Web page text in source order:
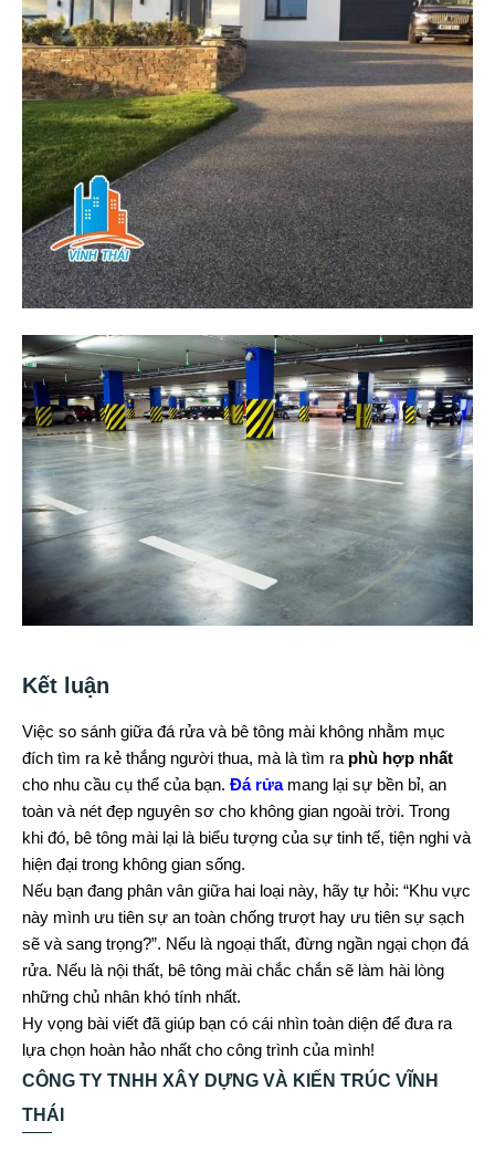
Kết luận
Việc so sánh giữa đá rửa và bê tông mài không nhằm mục
đích tìm ra kẻ thắng người thua, mà là tìm ra phù hợp nhất
cho nhu cầu cụ thể của bạn. Đá rửamang lại sự bền bỉ, an
toàn và nét đẹp nguyên sơ cho không gian ngoài trời. Trong
khi đó, bê tông mài lại là biểu tượng của sự tinh tế, tiện nghi và
hiện đại trong không gian sống.
Nếu bạn đang phân vân giữa hai loại này, hãy tự hỏi: “Khu vực
này mình ưu tiên sự an toàn chống trượt hay ưu tiên sự sạch
sẽ và sang trọng?”. Nếu là ngoại thất, đừng ngần ngại chọn đá
rửa. Nếu là nội thất, bê tông mài chắc chắn sẽ làm hài lòng
những chủ nhân khó tính nhất.
Hy vọng bài viết đã giúp bạn có cái nhìn toàn diện để đưa ra
lựa chọn hoàn hảo nhất cho công trình của mình!
CÔNG TY TNHH XÂY DỰNG VÀ KIẾN TRÚC VĨNH
THÁI